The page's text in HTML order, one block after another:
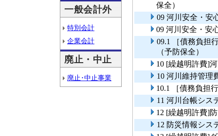
一般会計外
特別会計
企業会計
廃止・中止
廃止･中止事業
保全）
09 河川安全・安
09 河川安全・
09.1 ［債務負担
（予防保全）
10 [繰越明許費]
10 河川維持管理
10.1 ［債務負担
11 河川台帳シス
12 [繰越明許費]
12 防災情報シス